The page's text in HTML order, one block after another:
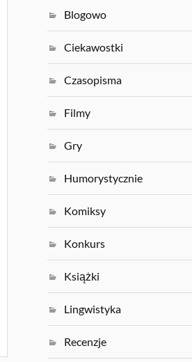
Blogowo
Ciekawostki
Czasopisma
Filmy
Gry
Humorystycznie
Komiksy
Konkurs
Książki
Lingwistyka
Recenzje